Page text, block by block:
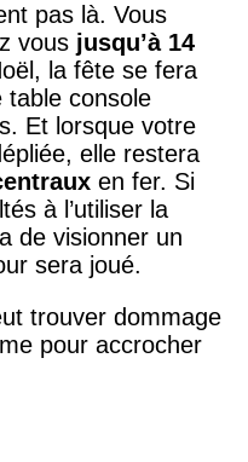
pas là. Vous
vous jusqu’à 14
la fête se fera
table console
Et lorsque votre
elle restera
en fer. Si
à l’utiliser la
de visionner un
sera joué.
trouver dommage
pour accrocher